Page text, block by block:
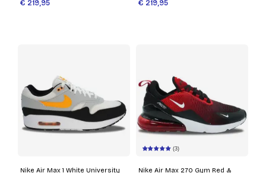
€ 219,95 € 219,95
Nike Air Max 1 White University
(3)
Nike Air Max 270 Gym Red &